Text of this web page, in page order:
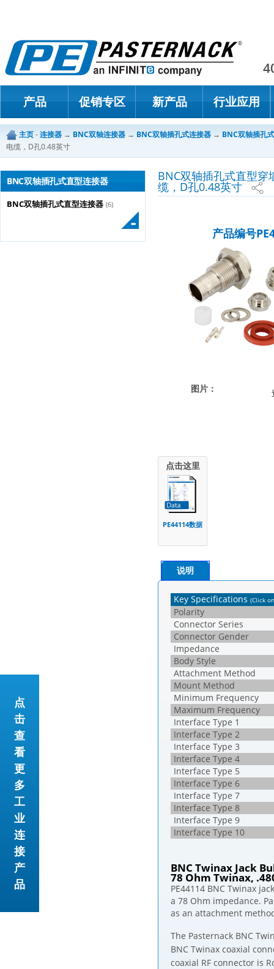
产品 促销专区 新产品 行业应用
主页-连接器 → BNC双轴连接器 → BNC双轴插孔式连接器 → BNC双轴插孔
电缆，D孔0.48英寸
BNC双轴插孔式直型连接器
BNC双轴插孔式直型连接器 (6)
BNC双轴插孔式直型
缆，D孔0.48英寸
产品编号
图片：
点击这里
PE44114数据
说明
Key Specifications (Click
Polarity
Connector Series
Connector Gender
Impedance
Body Style
Attachment Method
Mount Method
Minimum Frequency
Maximum Frequency
Interface Type 1
Interface Type 2
Interface Type 3
Interface Type 4
Interface Type 5
Interface Type 6
Interface Type 7
Interface Type 8
Interface Type 9
Interface Type 10
BNC Twinax Jack
78 Ohm Twinax,
PE44114 BNC Twinax
a 78 Ohm impedance.
as an attachment
The Pasternack BNC
BNC Twinax coaxial
coaxial RF connector is
点
击
查
看
更
多
工
业
连
接
产
品